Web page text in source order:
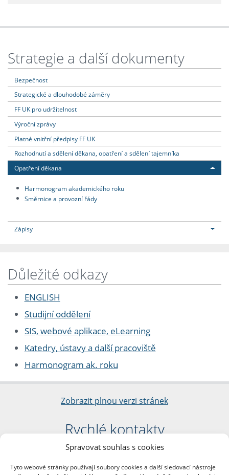
Spravovat souhlas s cookies
Tyto webové stránky používají soubory cookies a další sledovací nástroje
Strategie a další dokumenty
Bezpečnost
Strategické a dlouhodobé záměry
FF UK pro udržitelnost
Výroční zprávy
Platné vnitřní předpisy FF UK
Rozhodnutí a sdělení děkana, opatření a sdělení tajemníka
Opatření děkana
Harmonogram akademického roku
Směrnice a provozní řády
Zápisy
Důležité odkazy
ENGLISH
Studijní oddělení
SIS, webové aplikace, eLearning
Katedry, ústavy a další pracoviště
Harmonogram ak. roku
Zobrazit plnou verzi stránek
Rychlé kontakty
Filozofická fakulta
nám. Jana Palacha 1/2